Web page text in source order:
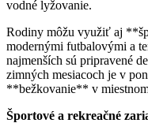
vodné lyžovanie.
Rodiny môžu využiť aj
modernými futbalovými a
najmenších sú pripravené
zimných mesiacoch je v
**bežkovanie** v
Športové a rekreačné